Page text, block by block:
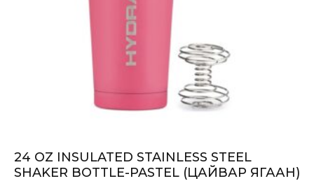
24 OZ INSULATED STAINLESS STEEL
SHAKER BOTTLE-PASTEL (ЦАЙВАР ЯГААН)